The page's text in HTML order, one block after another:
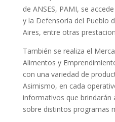
de ANSES, PAMI, se
y la Defensoría del Pueblo
Aires, entre otras
También se realiza el
Alimentos y
con una variedad de
Asimismo, en cada
informativos que brindarán
sobre distintos programas